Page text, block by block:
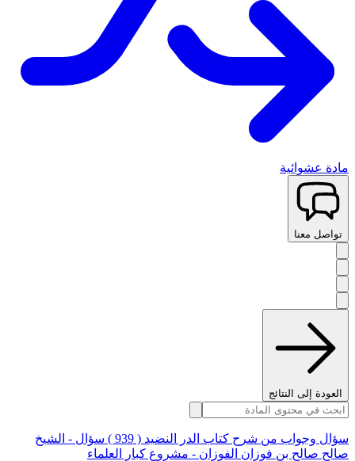
مادة عشوائية
تواصل معنا
العودة إلى النتائج
سؤال وجواب من شرح كتاب الدر النضيد ( 939 ) سؤال - الشيخ
صالح صالح بن فوزان الفوزان - مشروع كبار العلماء